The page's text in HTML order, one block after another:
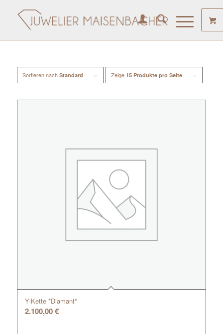
Sortieren nach Standard Zeige 15 Produkte pro Seite
Y-Kette *Diamant*
2.100,00€